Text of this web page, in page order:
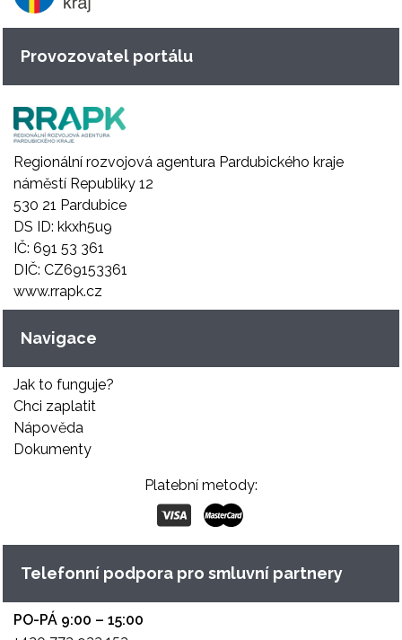
Provozovatel portálu
Regionální rozvojová agentura Pardubického kraje
náměstí Republiky 12
530 21 Pardubice
DS ID: kkxh5u9
IČ: 691 53 361
DIČ: CZ69153361
www.rrapk.cz
Navigace
Jak to funguje?
Chci zaplatit
Nápověda
Dokumenty
Platební metody:
Telefonní podpora pro smluvní partnery
PO-PÁ 9:00 – 15:00